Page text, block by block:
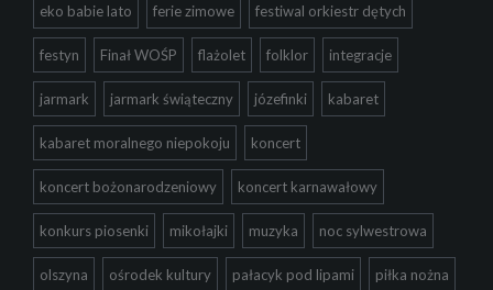
eko babie lato ferie zimowe festiwal orkiestr dętych
festyn Finał WOŚP flażolet folklor integracje
jarmark jarmark świąteczny józefinki kabaret
kabaret moralnego niepokoju koncert
koncert bożonarodzeniowy koncert karnawałowy
konkurs piosenki mikołajki muzyka noc sylwestrowa
olszyna ośrodek kultury pałacyk pod lipami piłka nożna